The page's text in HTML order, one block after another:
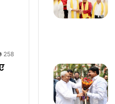
258